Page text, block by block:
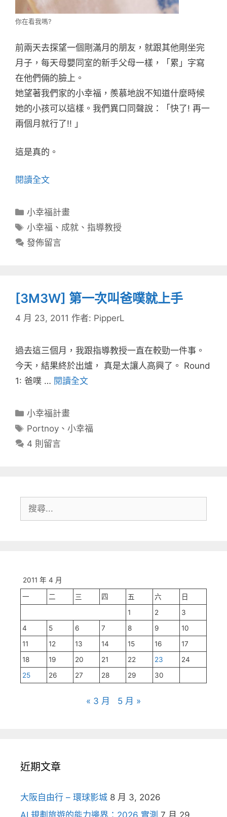
你在看我嗎?
前兩天去探望一個剛滿月的朋友，就跟其他剛坐完
月子，每天母嬰同室的新手父母一樣，「累」字寫
在他們倆的臉上。
她望著我們家的小幸福，羨慕地說不知道什麼時候
她的小孩可以這樣。我們異口同聲說：「快了! 再一
兩個月就行了!! 」
這是真的。
閱讀全文
分
類
小幸福計畫
標
籤
小幸福 、 成就 、指導教授
發佈留言
[3M3W] 第一次叫爸噗就上手
4 月 23, 2011 作者: PipperL
過去這三個月，我跟指導教授一直在較勁一件事。
今天，結果終於出爐， 真是太讓人高興了。 Round
1: 爸噗 … 閱讀全文
分
類
小幸福計畫
標
籤
Portnoy 、小幸福
4 則留言
尋:
2011 年 4 月
一 二 三 四 五 六
日
1
2
3
4
5 6 7 8 9
10
11
12 13 14 15 16
17
18
19 20 21 22 23
24
25
26 27 28 29 30
« 3 月 5 月 »
近期文章
大阪自由行 – 環球影城 8 月 3, 2026
AI 規劃旅遊的能力邊界：2026 實測 7 月 29,